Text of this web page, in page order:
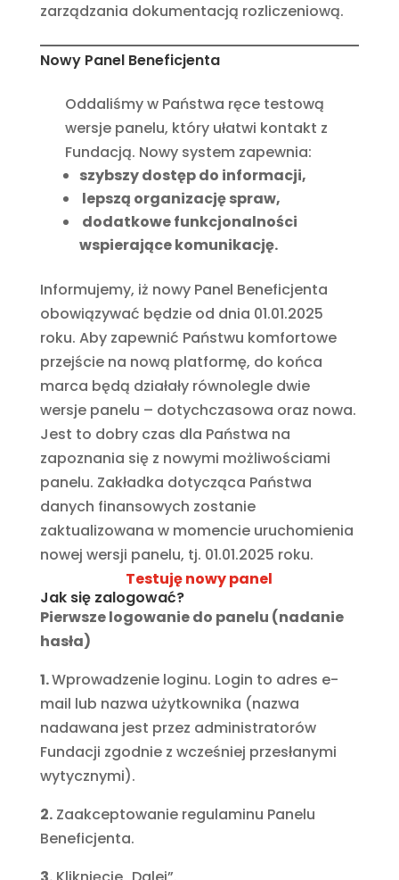
zarządzania dokumentacją rozliczeniową.
Nowy Panel Beneficjenta
Oddaliśmy w Państwa ręce testową
wersje panelu, który ułatwi kontakt z
Fundacją. Nowy system zapewnia:
szybszy dostęp do informacji,
lepszą organizację spraw,
dodatkowe funkcjonalności
wspierające komunikację.
Informujemy, iż nowy Panel Beneficjenta
obowiązywać będzie od dnia 01.01.2025
roku. Aby zapewnić Państwu komfortowe
przejście na nową platformę, do końca
marca będą działały równolegle dwie
wersje panelu – dotychczasowa oraz nowa.
Jest to dobry czas dla Państwa na
zapoznania się z nowymi możliwościami
panelu. Zakładka dotycząca Państwa
danych finansowych zostanie
zaktualizowana w momencie uruchomienia
nowej wersji panelu, tj. 01.01.2025 roku.
Testuję nowy panel
Jak się zalogować?
Pierwsze logowanie do panelu (nadanie
hasła)
1.Wprowadzenie loginu. Login to adres e-
mail lub nazwa użytkownika (nazwa
nadawana jest przez administratorów
Fundacji zgodnie z wcześniej przesłanymi
wytycznymi).
2.Zaakceptowanie regulaminu Panelu
Beneficjenta.